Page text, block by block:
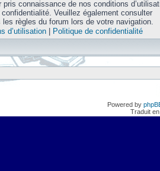
pris connaissance de nos conditions
Veuillez également consulter
règles du forum lors de votre navigation.
d’utilisation| Politique de confidentialité
Powered by
Traduit